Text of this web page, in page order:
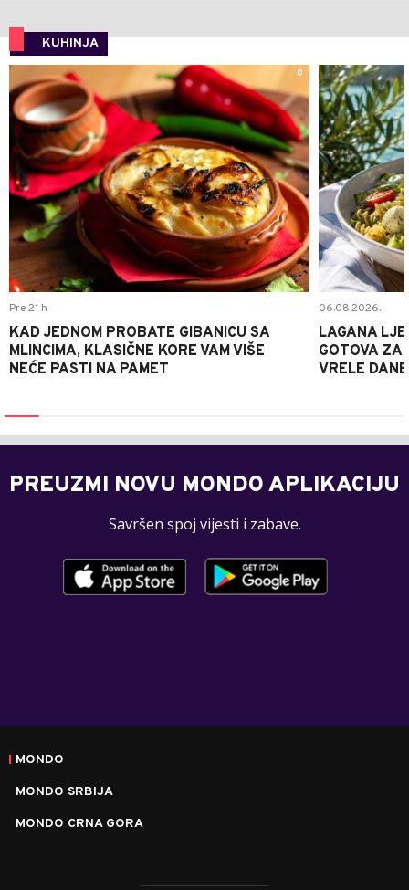
KUHINJA
0
Pre 21 h
KAD JEDNOM PROBATE GIBANICU SA
MLINCIMA, KLASIČNE KORE VAM VIŠE
NEĆE PASTI NA PAMET
06.08.2026.
LAGANA
GOTOVA ZA
VRELE DANE
PREUZMI NOVU MONDO APLIKACIJU
Savršen spoj vijesti i zabave.
MONDO
MONDO SRBIJA
MONDO CRNA GORA